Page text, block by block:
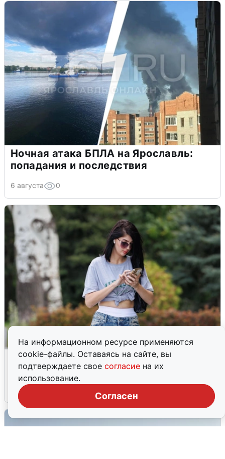
На информационном ресурсе применяются
cookie-файлы. Оставаясь на сайте, вы
подтверждаете свое согласие на их
использование.
Согласен
Ночная атака БПЛА на Ярославль:
попадания и последствия
6 августа 0
Волгоградцы остались без
мобильного интернета
6 августа